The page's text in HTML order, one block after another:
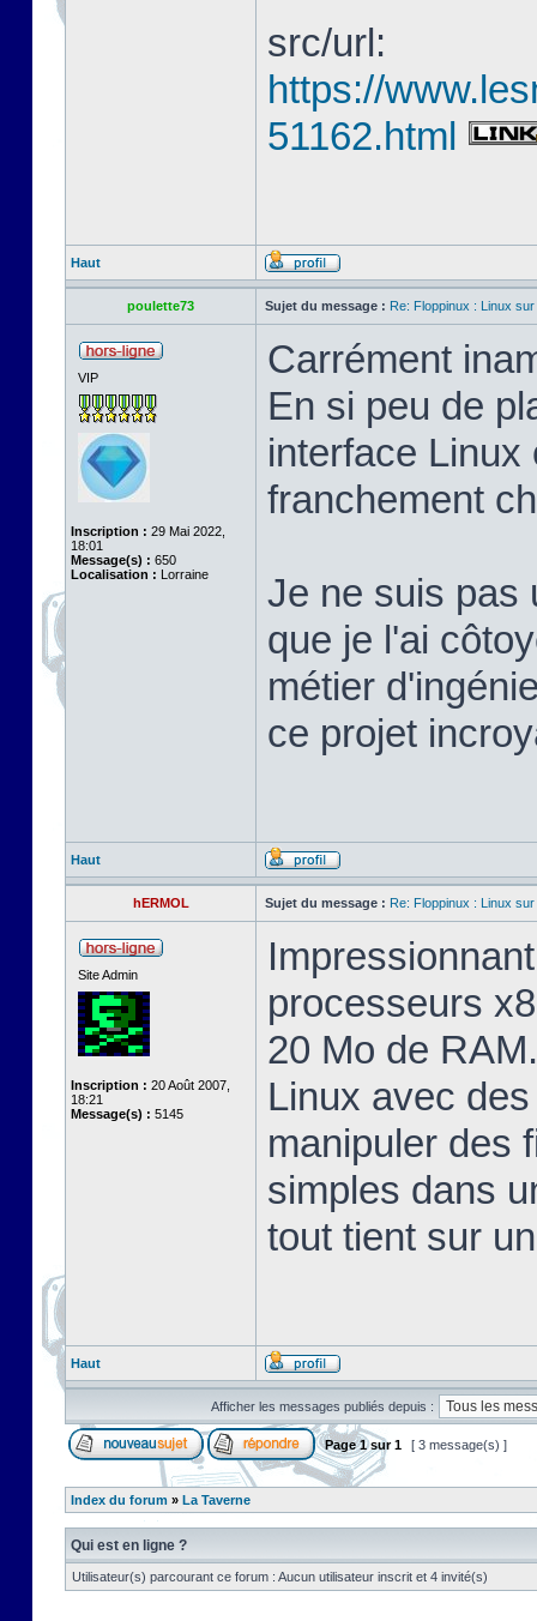
src/url:
https://
51162.html
Haut
poulette73 Sujet du message : Re: Floppinux : Linux
VIP
Inscription : 29 Mai 2022,
18:01
Message(s) : 650
Localisation : Lorraine
Carrément
En si peu de
interface Linux
franchement
Je ne suis pas
que je l'ai
métier
ce projet
Haut
hERMOL Sujet du message : Re: Floppinux : Linux
Site Admin
Inscription : 20 Août 2007,
18:21
Message(s) : 5145
processeurs
20 Mo de
Linux avec
manipuler des
simples dans
tout tient sur
Haut
Afficher les messages publiés depuis :
Page1sur1 [ 3 message(s) ]
Index du forum » La Taverne
Qui est en ligne ?
Utilisateur(s) parcourant ce forum : Aucun utilisateur inscrit et 4 invité(s)